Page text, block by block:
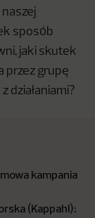
sposób
jaki skutek
przez grupę
działaniami?
kampania
(Kappahl):